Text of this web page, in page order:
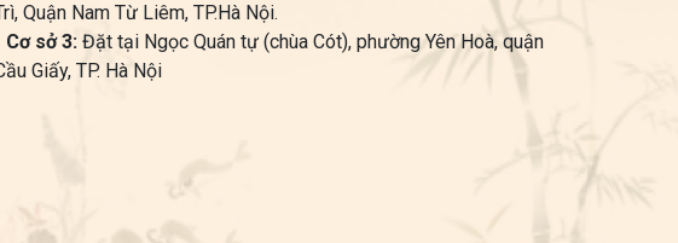
Quận Nam Từ Liêm, TP.Hà Nội.
Cơ sở 3: Đặt tại Ngọc Quán tự (chùa Cót), phường Yên Hoà, quận
Giấy, TP. Hà Nội